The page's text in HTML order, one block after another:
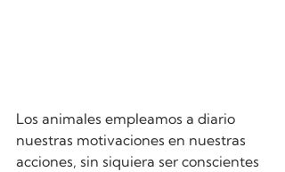
Los animales empleamos a diario
nuestras motivaciones en nuestras
acciones, sin siquiera ser conscientes